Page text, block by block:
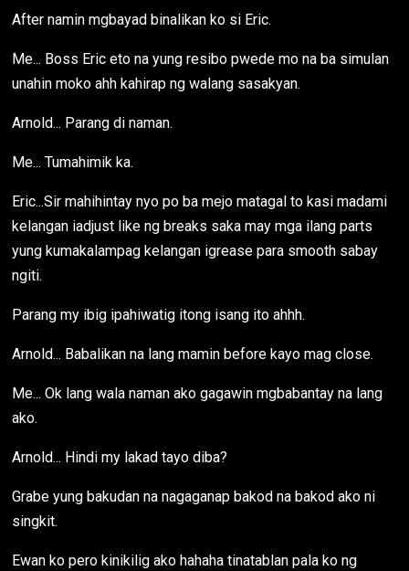
After namin mgbayad binalikan ko si Eric.
Me... Boss Eric eto na yung resibo pwede mo na ba simulan
unahin moko ahh kahirap ng walang sasakyan.
Arnold... Parang di naman.
Me... Tumahimik ka.
Eric...Sir mahihintay nyo po ba mejo matagal to kasi madami
kelangan iadjust like ng breaks saka may mga ilang parts
yung kumakalampag kelangan igrease para smooth sabay
ngiti.
Parang my ibig ipahiwatig itong isang ito ahhh.
Arnold... Babalikan na lang mamin before kayo mag close.
Me... Ok lang wala naman ako gagawin mgbabantay na lang
ako.
Arnold... Hindi my lakad tayo diba?
Grabe yung bakudan na nagaganap bakod na bakod ako ni
singkit.
Ewan ko pero kinikilig ako hahaha tinatablan pala ko ng